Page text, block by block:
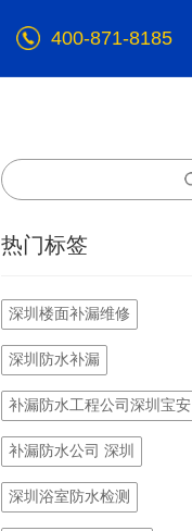
400-871-8185
热门标签
深圳楼面补漏维修
深圳防水补漏
补漏防水工程公司深圳宝安
补漏防水公司 深圳
深圳浴室防水检测